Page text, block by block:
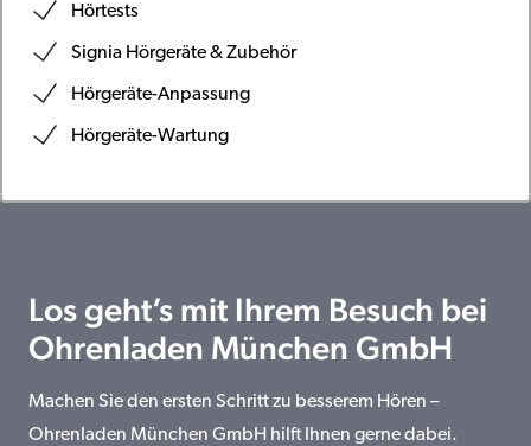
Hörtests
Signia Hörgeräte & Zubehör
Hörgeräte-Anpassung
Hörgeräte-Wartung
Los geht’s mit Ihrem Besuch bei
Ohrenladen München GmbH
Machen Sie den ersten Schritt zu besserem Hören –
Ohrenladen München GmbH hilft Ihnen gerne dabei.